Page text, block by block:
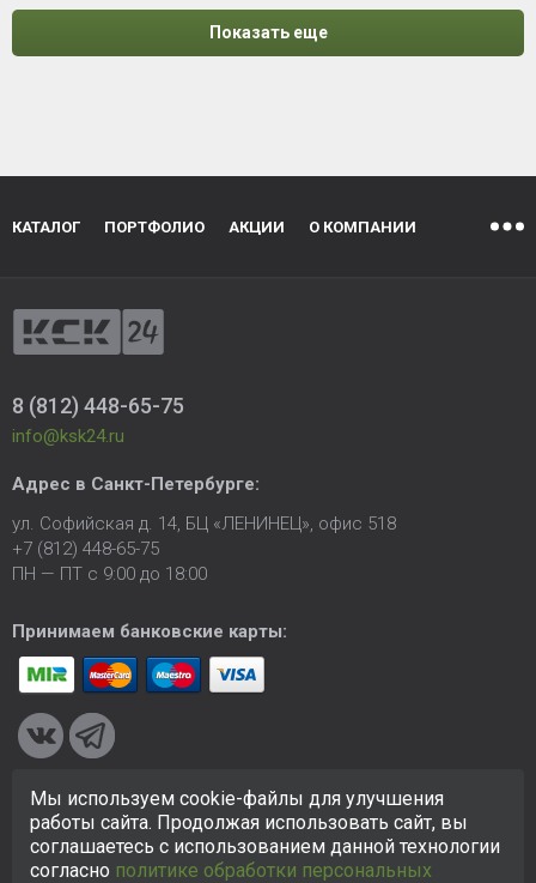
Показать еще
КАТАЛОГ ПОРТФОЛИО АКЦИИ О КОМПАНИИ
8 (812) 448-65-75
info@ksk24.ru
Адрес в Санкт-Петербурге:
ул. Софийская д. 14, БЦ «ЛЕНИНЕЦ», офис 518
+7 (812) 448-65-75
ПН — ПТ с 9:00 до 18:00
Принимаем банковские карты:
© 2005-2026 ООО «КСК». Сайтhttps://ksk24.ruсоздан
исключительно в информационных целях и любая информация
на сайте не является публичной офертой.Политика в
отношении персональных данных
Мы используем cookie-файлы для улучшения
работы сайта. Продолжая использовать сайт, вы
соглашаетесь с использованием данной технологии
согласно политике обработки персональных